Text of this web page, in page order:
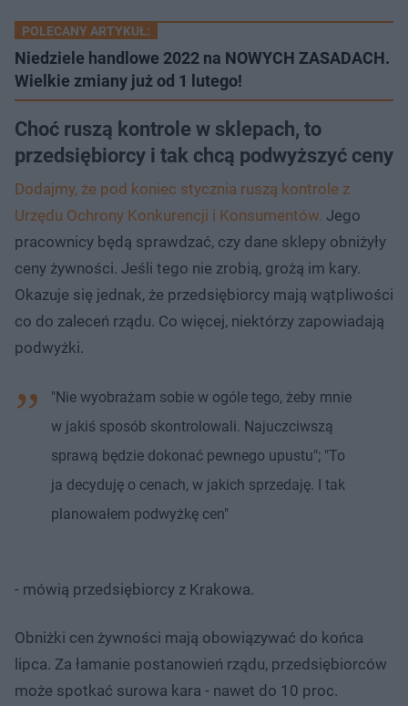
POLECANY ARTYKUŁ:
Niedziele handlowe 2022 na NOWYCH ZASADACH.
Wielkie zmiany już od 1 lutego!
Choć ruszą kontrole w sklepach, to
przedsiębiorcy i tak chcą podwyższyć ceny
Dodajmy, że pod koniec stycznia ruszą kontrole z
Urzędu Ochrony Konkurencji i Konsumentów. Jego
pracownicy będą sprawdzać, czy dane sklepy obniżyły
ceny żywności. Jeśli tego nie zrobią, grożą im kary.
Okazuje się jednak, że przedsiębiorcy mają wątpliwości
co do zaleceń rządu. Co więcej, niektórzy zapowiadają
podwyżki.
"Nie wyobrażam sobie w ogóle tego, żeby mnie
w jakiś sposób skontrolowali. Najuczciwszą
sprawą będzie dokonać pewnego upustu"; "To
ja decyduję o cenach, w jakich sprzedaję. I tak
planowałem podwyżkę cen"
- mówią przedsiębiorcy z Krakowa.
Obniżki cen żywności mają obowiązywać do końca
lipca. Za łamanie postanowień rządu, przedsiębiorców
może spotkać surowa kara - nawet do 10 proc.